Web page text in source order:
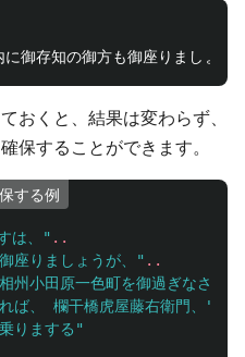
おくと、結果は変わらず、
保することができます。
する例
は、" ..
座りましょうが、" ..
州小田原一色町を御過ぎなされ
ば、 欄干橋虎屋藤右衛門、"
りまする"